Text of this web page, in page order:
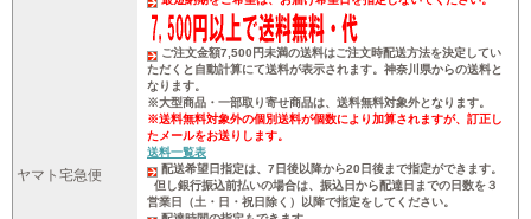
ヤマト宅急便
ご注文金額7,500円未満の送料はご注文時配送方法を決定してい
ただくと自動計算にて送料が表示されます。神奈川県からの送料と
なります。
※大型商品・一部取り寄せ商品は、送料無料対象外となります。
※送料無料対象外の個別送料が個数により加算されますが、訂正し
たメールをお送りします。
送料一覧表
配送希望日指定は、7日後以降から20日後まで指定ができます。
但し銀行振込前払いの場合は、振込日から配達日までの日数を３
営業日（土・日・祝日除く）以降で指定をしてください。